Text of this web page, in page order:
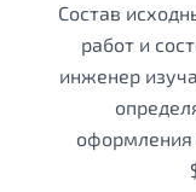
Состав
работ и
инженер
оформления